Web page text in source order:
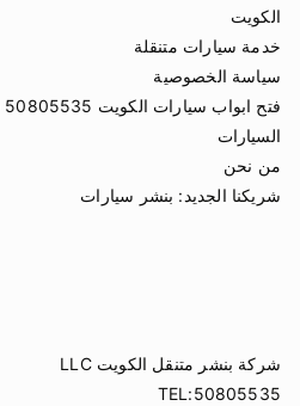
الكويت
خدمة سيارات متنقلة
سياسة الخصوصية
السيارات
من نحن
شريكنا الجديد: بنشر سيارات
شركة بنشر متنقل الكويت LLC
TEL:50805535